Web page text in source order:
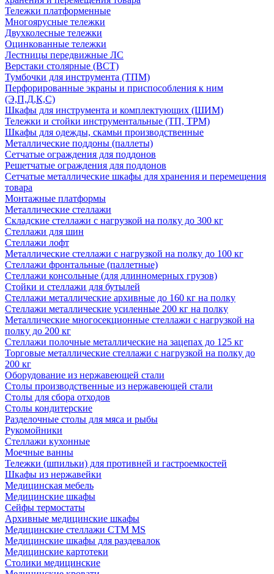
Тележки платформенные
Многоярусные тележки
Двухколесные тележки
Оцинкованные тележки
Лестницы передвижные ЛС
Верстаки столярные (ВСТ)
Тумбочки для инструмента (ТПМ)
Перфорированные экраны и приспособления к ним
(Э,П,Д,К,С)
Шкафы для инструмента и комплектующих (ШИМ)
Тележки и стойки инструментальные (ТП, ТРМ)
Шкафы для одежды, скамьи производственные
Металлические поддоны (паллеты)
Сетчатые ограждения для поддонов
Решетчатые ограждения для поддонов
Сетчатые металлические шкафы для хранения и перемещения
товара
Монтажные платформы
Металлические стеллажи
Складские стеллажи с нагрузкой на полку до 300 кг
Стеллажи для шин
Стеллажи лофт
Металлические стеллажи с нагрузкой на полку до 100 кг
Стеллажи фронтальные (паллетные)
Стеллажи консольные (для длинномерных грузов)
Стойки и стеллажи для бутылей
Стеллажи металлические архивные до 160 кг на полку
Стеллажи металлические усиленные 200 кг на полку
Металлические многосекционные стеллажи с нагрузкой на
полку до 200 кг
Стеллажи полочные металлические на зацепах до 125 кг
Торговые металлические стеллажи с нагрузкой на полку до
200 кг
Оборудование из нержавеющей стали
Столы производственные из нержавеющей стали
Столы для сбора отходов
Столы кондитерские
Разделочные столы для мяса и рыбы
Рукомойники
Стеллажи кухонные
Моечные ванны
Тележки (шпильки) для противней и гастроемкостей
Шкафы из нержавейки
Медицинская мебель
Медицинские шкафы
Сейфы термостаты
Архивные медицинские шкафы
Медицинские стеллажи CTM MS
Медицинские шкафы для раздевалок
Медицинские картотеки
Столики медицинские